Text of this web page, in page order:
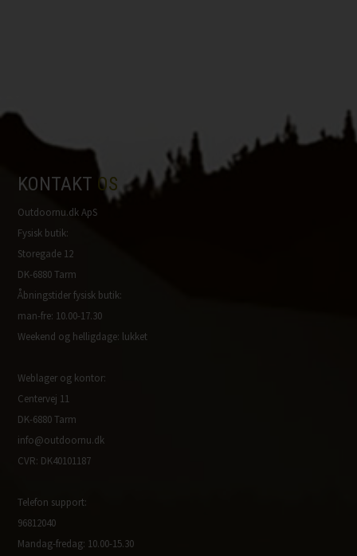
KONTAKT OS
Outdoornu.dk ApS
Fysisk butik:
Storegade 12
DK-6880 Tarm
Åbningstider fysisk butik:
man-fre: 10.00-17.30
Weekend og helligdage: lukket
Weblager og kontor:
Centervej 11
DK-6880 Tarm
info@outdoornu.dk
CVR: DK40101187
Telefon support:
96812040
Mandag-fredag: 10.00-15.30